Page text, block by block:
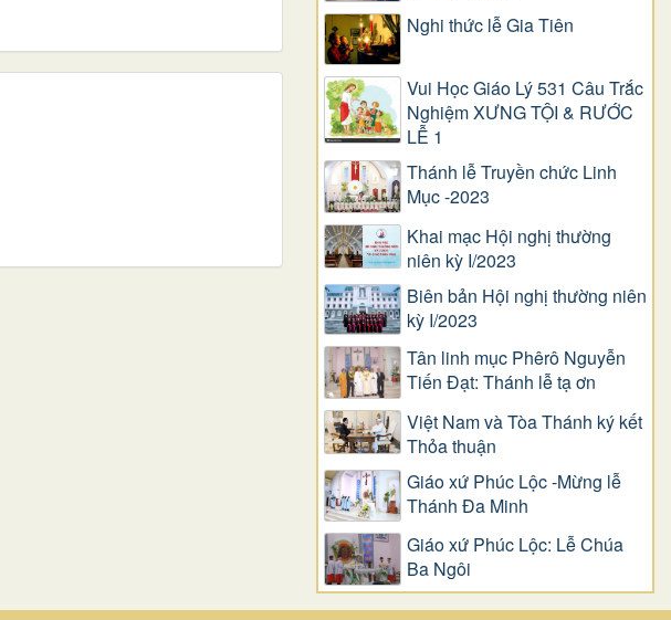
Nghi thức lễ Gia Tiên
Vui Học Giáo Lý 531 Câu Trắc
Nghiệm XƯNG TỘI & RƯỚC
LỄ 1
Thánh lễ Truyền chức Linh
Mục -2023
Khai mạc Hội nghị thường
niên kỳ I/2023
Biên bản Hội nghị thường niên
kỳ I/2023
Tân linh mục Phêrô Nguyễn
Tiến Đạt: Thánh lễ tạ ơn
Việt Nam và Tòa Thánh ký kết
Thỏa thuận
Giáo xứ Phúc Lộc -Mừng lễ
Thánh Đa Minh
Giáo xứ Phúc Lộc: Lễ Chúa
Ba Ngôi